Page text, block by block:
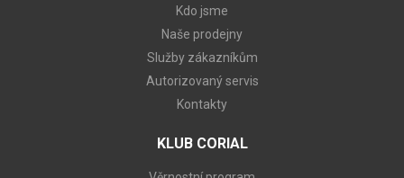
Kdo jsme
Naše prodejny
Služby zákazníkům
Autorizovaný servis
Kontakty
KLUB CORIAL